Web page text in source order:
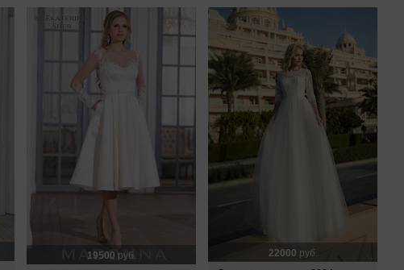
19500 руб. 22000 руб.